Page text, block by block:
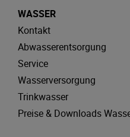
WASSER
Kontakt
Abwasserentsorgung
Service
Wasserversorgung
Trinkwasser
Preise & Downloads